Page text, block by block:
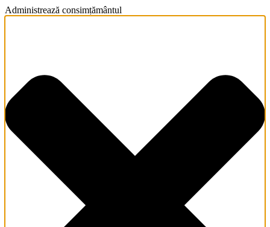
Administrează consimțământul